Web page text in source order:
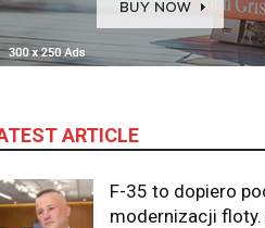
ARTICLE
F-35 to dopiero
modernizacji floty.